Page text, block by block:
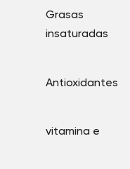
Grasas
insaturadas
Antioxidantes
vitamina e